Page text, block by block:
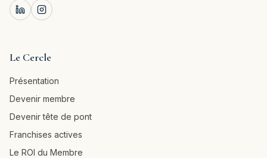
Le Cercle
Présentation
Devenir membre
Devenir tête de pont
Franchises actives
Le ROI du Membre